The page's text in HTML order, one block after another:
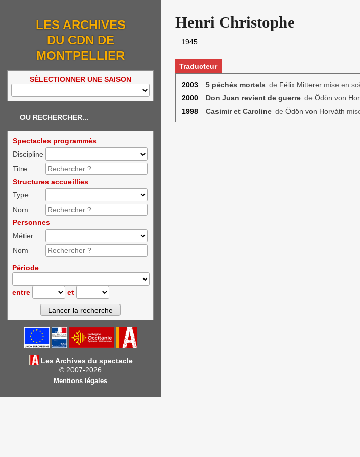
LES ARCHIVES
DU CDN DE
MONTPELLIER
SÉLECTIONNER UNE SAISON
OU RECHERCHER...
Spectacles programmés
Discipline
Titre
Structures accueillies
Type
Nom
Personnes
Métier
Nom
Période
entre et
Les Archives du spectacle
© 2007-2026
Mentions légales
Henri Christophe
1945
Traducteur
2003 5 péchés mortels de Félix Mitterermise en
2000
Don Juan revient de guerrede Ödön von
1998
Casimir et Carolinede Ödön von Horváth